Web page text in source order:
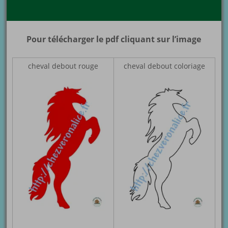
Pour télécharger le pdf cliquant sur l’image
cheval debout rouge cheval debout coloriage